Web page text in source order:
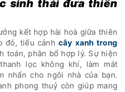
sinh thái đưa thiên
kết hợp hài hoà giữa thiên
đó, tiểu cảnh cây xanh trong
toán, phân bổ hợp lý. Sự hiện
lọc không khí, làm mát
nhấn cho ngôi nhà của bạn.
phong thuỷ còn giúp mang